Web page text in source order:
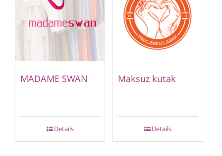
MADAME SWAN
Details
Maksuz kutak
Details